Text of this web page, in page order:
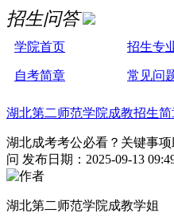
招生问答
学院首页 招生专
自考简章 常见问
湖北第二师范学院成教招生
湖北成考考公必看？关键事项
问 发布日期：2025-09-13
湖北第二师范学院成教学姐